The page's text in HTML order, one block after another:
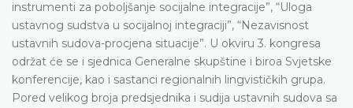
instrumenti za poboljšanje socijalne integracije”, “Uloga
ustavnog sudstva u socijalnoj integraciji”, “Nezavisnost
ustavnih sudova-procjena situacije”. U okviru 3. kongresa
održat će se i sjednica Generalne skupštine i biroa Svjetske
konferencije, kao i sastanci regionalnih lingvističkih grupa.
Pored velikog broja predsjednika i sudija ustavnih sudova sa